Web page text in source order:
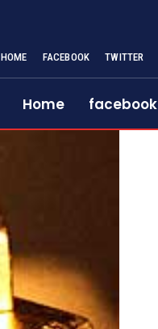
HOME FACEBOOK TWITTER
Home facebook